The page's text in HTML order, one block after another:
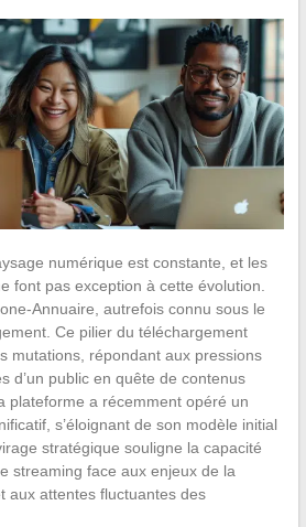
numérique est constante, et les
font pas exception à cette évolution.
Annuaire, autrefois connu sous le
Ce pilier du téléchargement
mutations, répondant aux pressions
d’un public en quête de contenus
plateforme a récemment opéré un
s’éloignant de son modèle initial
stratégique souligne la capacité
streaming face aux enjeux de la
aux attentes fluctuantes des